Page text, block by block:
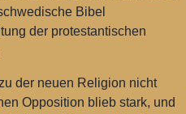
Bibel
der protestantischen
der neuen Religion nicht
Opposition blieb stark, und